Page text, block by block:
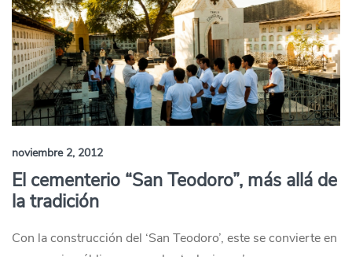
noviembre 2, 2012
El cementerio “San Teodoro”, más allá de
la tradición
Con la construcción del ‘San Teodoro’, este se convierte en